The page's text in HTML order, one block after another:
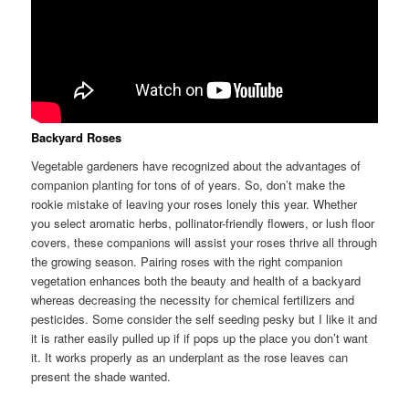
Backyard Roses
Vegetable gardeners have recognized about the advantages of
companion planting for tons of of years. So, don’t make the
rookie mistake of leaving your roses lonely this year. Whether
you select aromatic herbs, pollinator-friendly flowers, or lush floor
covers, these companions will assist your roses thrive all through
the growing season. Pairing roses with the right companion
vegetation enhances both the beauty and health of a backyard
whereas decreasing the necessity for chemical fertilizers and
pesticides. Some consider the self seeding pesky but I like it and
it is rather easily pulled up if if pops up the place you don’t want
it. It works properly as an underplant as the rose leaves can
present the shade wanted.